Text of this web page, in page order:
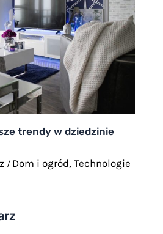
trendy w dziedzinie
/ Dom i ogród, Technologie